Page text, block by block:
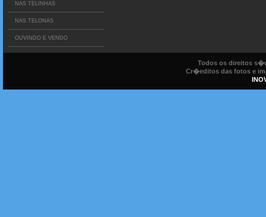
NAS TELINHAS
NAS TELONAS
OUVINDO E VENDO
Todos os direitos
Cr�editos das fotos e